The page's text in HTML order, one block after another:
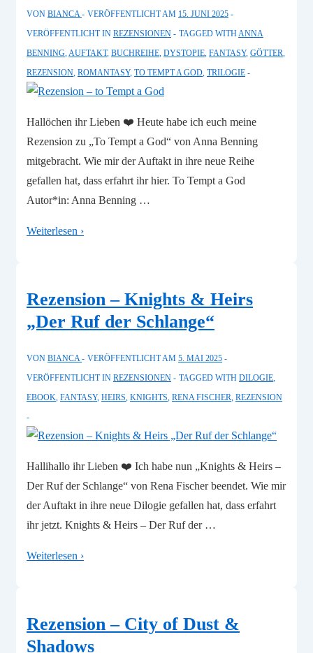
VON BIANCA VERÖFFENTLICHT AM 15. JUNI 2025
VERÖFFENTLICHT IN REZENSIONEN TAGGED WITHANNA
BENNING,AUFTAKT, BUCHREIHE, DYSTOPIE, FANTASY, GÖTTER,
REZENSION, ROMANTASY, TO TEMPT A GOD, TRILOGIE
Hallöchen ihr Lieben ❤️ Heute habe ich euch meine
Rezension zu „To Tempt a God“ von Anna Benning
mitgebracht. Wie mir der Auftakt in ihre neue Reihe
gefallen hat, dass erfahrt ihr hier. To Tempt a God
Autor*in: Anna Benning …
Rezension
a
God
Weiterlesen ›
Rezension – Knights & Heirs
„Der Ruf der Schlange“
VON BIANCA VERÖFFENTLICHT AM 5. MAI 2025
VERÖFFENTLICHT IN REZENSIONEN TAGGED WITH DILOGIE,
EBOOK, FANTASY, HEIRS, KNIGHTS, RENA FISCHER, REZENSION
Hallihallo ihr Lieben ❤️ Ich habe nun „Knights & Heirs –
Der Ruf der Schlange“ von Rena Fischer beendet. Wie mir
der Auftakt in ihre neue Dilogie gefallen hat, dass erfahrt
ihr jetzt. Knights & Heirs – Der Ruf der …
Rezension
Heirs
Weiterlesen ›
Rezension – City of Dust &
Shadows